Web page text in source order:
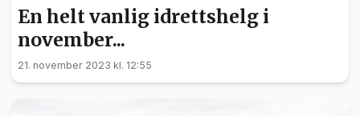
En helt vanlig idrettshelg i
november...
21. november 2023 kl. 12:55